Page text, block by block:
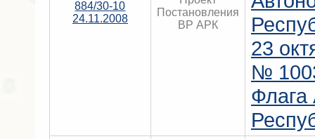
884/30-10
24.11.2008
Постановления
ВР АРК
23
№
Флага